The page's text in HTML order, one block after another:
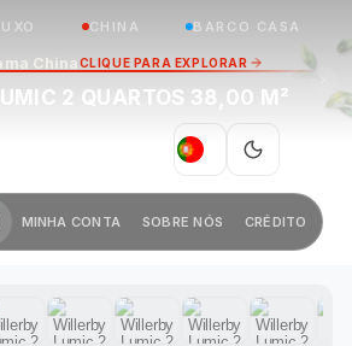
CHINA BARCO CASA
PT
MINHA CONTA SOBRE NÓS CRÉDITO
2 QUARTOS 38,00 M²
1 / 10
ChinaCLIQUE PARA EXPLORAR